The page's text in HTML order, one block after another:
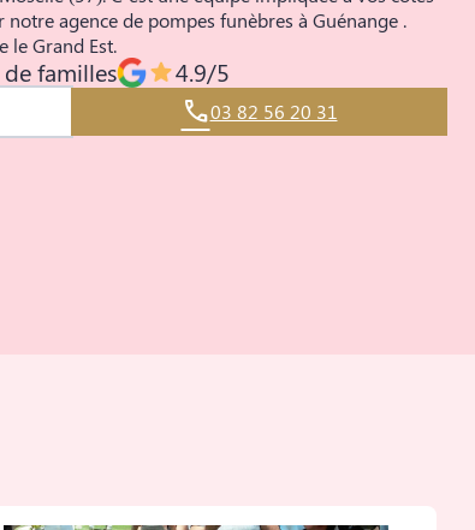
agence de pompes funèbres à Guénange .
le Grand Est.
familles 4.9/5
03 82 56 20 31